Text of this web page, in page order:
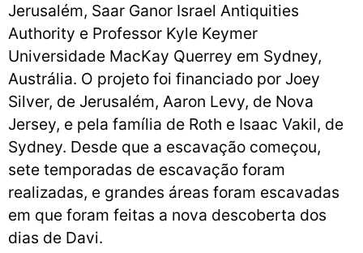
Jerusalém, Saar Ganor Israel Antiquities
Authority e Professor Kyle Keymer
Universidade MacKay Querrey em Sydney,
Austrália. O projeto foi financiado por Joey
Silver, de Jerusalém, Aaron Levy, de Nova
Jersey, e pela família de Roth e Isaac Vakil, de
Sydney. Desde que a escavação começou,
sete temporadas de escavação foram
realizadas, e grandes áreas foram escavadas
em que foram feitas a nova descoberta dos
dias de Davi.